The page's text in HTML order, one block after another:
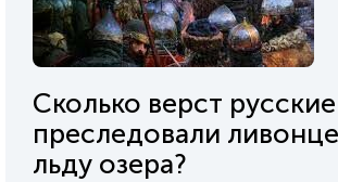
Сколько верст русские
преследовали
льду озера?